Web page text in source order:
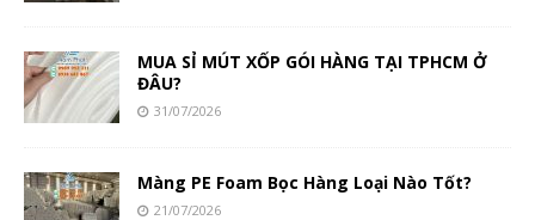
MUA SỈ MÚT XỐP GÓI HÀNG TẠI TPHCM Ở
ĐÂU?
31/07/2026
Màng PE Foam Bọc Hàng Loại Nào Tốt?
21/07/2026